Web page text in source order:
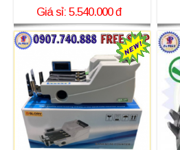
Giá sỉ: 5.540.000 đ